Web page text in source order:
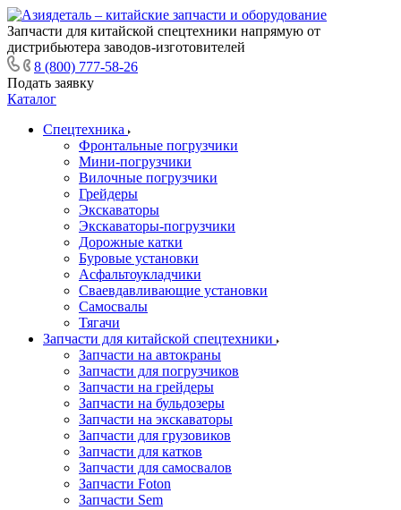
Запчасти для китайской спецтехники напрямую от
дистрибьютера заводов-изготовителей
8 (800) 777-58-26
Подать заявку
Каталог
Спецтехника
Фронтальные погрузчики
Мини-погрузчики
Вилочные погрузчики
Грейдеры
Экскаваторы
Экскаваторы-погрузчики
Дорожные катки
Буровые установки
Асфальтоукладчики
Сваевдавливающие установки
Самосвалы
Тягачи
Запчасти для китайской спецтехники
Запчасти на автокраны
Запчасти для погрузчиков
Запчасти на грейдеры
Запчасти на бульдозеры
Запчасти на экскаваторы
Запчасти для грузовиков
Запчасти для катков
Запчасти для самосвалов
Запчасти Foton
Запчасти Sem